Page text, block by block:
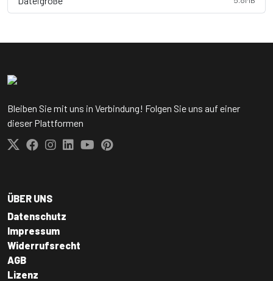
Bleiben Sie mit uns in Verbindung! Folgen Sie uns auf einer
dieser Plattformen
ÜBER UNS
Datenschutz
Impressum
Widerrufsrecht
AGB
Lizenz